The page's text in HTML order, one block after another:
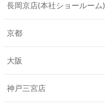
長岡京店(本社ショールーム)
京都
大阪
神戸三宮店